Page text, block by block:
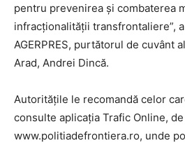
pentru prevenirea şi combaterea
infracţionalităţii transfrontaliere”,
AGERPRES, purtătorul de cuvânt
Arad, Andrei Dincă.
Autorităţile le recomandă celor
consulte aplicaţia Trafic Online,
www.politiadefrontiera.ro, unde